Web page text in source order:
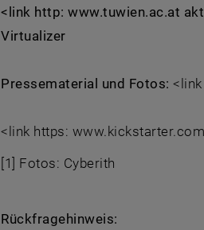
<link http: www.tuwien.ac.at
Virtualizer
Pressematerial und Fotos:
<link https:
[1] Fotos: Cyberith
Rückfragehinweis: